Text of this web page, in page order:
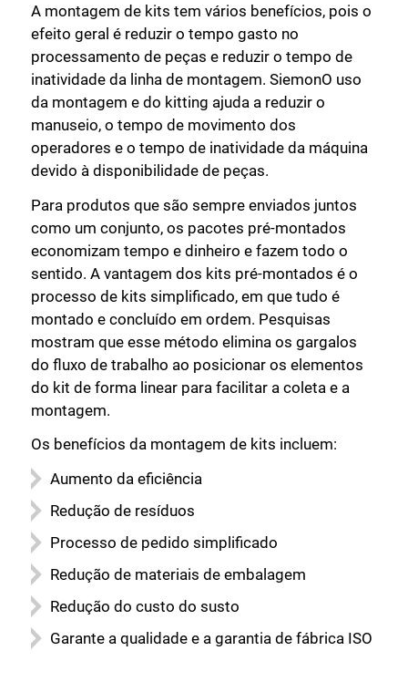
A montagem de kits tem vários benefícios, pois o
efeito geral é reduzir o tempo gasto no
processamento de peças e reduzir o tempo de
inatividade da linha de montagem. SiemonO uso
da montagem e do kitting ajuda a reduzir o
manuseio, o tempo de movimento dos
operadores e o tempo de inatividade da máquina
devido à disponibilidade de peças.
Para produtos que são sempre enviados juntos
como um conjunto, os pacotes pré-montados
economizam tempo e dinheiro e fazem todo o
sentido. A vantagem dos kits pré-montados é o
processo de kits simplificado, em que tudo é
montado e concluído em ordem. Pesquisas
mostram que esse método elimina os gargalos
do fluxo de trabalho ao posicionar os elementos
do kit de forma linear para facilitar a coleta e a
montagem.
Os benefícios da montagem de kits incluem:
Aumento da eficiência
Redução de resíduos
Processo de pedido simplificado
Redução de materiais de embalagem
Redução do custo do susto
Garante a qualidade e a garantia de fábrica ISO